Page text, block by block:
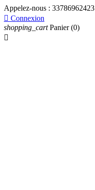
Appelez-nous : 33786962423
 Connexion
shopping_cart Panier (0)
